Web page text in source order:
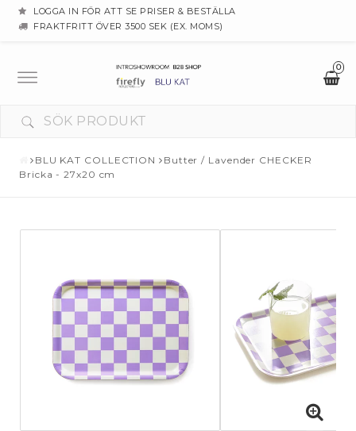
LOGGA IN FÖR ATT SE PRISER & BESTÄLLA
FRAKTFRITT ÖVER 3500 SEK (EX. MOMS)
0
Toggle
navigation
BLU KAT COLLECTION
Butter / Lavender CHECKER
Bricka - 27x20 cm